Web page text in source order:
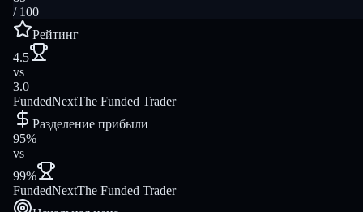
/ 100
Рейтинг
4.5
vs
3.0
FundedNextThe Funded Trader
Разделение прибыли
95%
vs
99%
FundedNextThe Funded Trader